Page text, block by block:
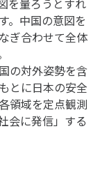
を量ろうとすれ
。中国の意図を
ぎ合わせて全体
の対外姿勢を含
とに日本の安全
領域を定点観測
会に発信」する